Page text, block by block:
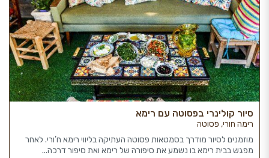
סיור קולינרי בפסוטה עם רימא
רימה חורי, פסוטה
מוזמנים לסיור מודרך בסמטאות פסוטה העתיקה בליווי רימא ח’ורי. לאחר
מפגש בבית רימא בו נשמע את סיפורה של רימא ואת סיפור דרכה...